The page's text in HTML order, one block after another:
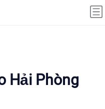
Hải Phòng